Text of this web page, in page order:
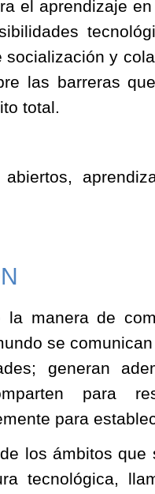
el aprendizaje
socialización y
las barreras
total.
abiertos,
la manera de
se
generan
para
para
los ámbitos
tecnológica,